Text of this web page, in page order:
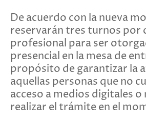
De acuerdo con la nueva
reservarán tres turnos por
profesional para ser
presencial en la mesa de
propósito de garantizar la
aquellas personas que no
acceso a medios digitales o
realizar el trámite en el